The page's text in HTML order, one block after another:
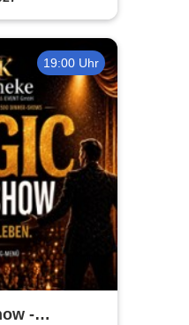
19:00 Uhr
-